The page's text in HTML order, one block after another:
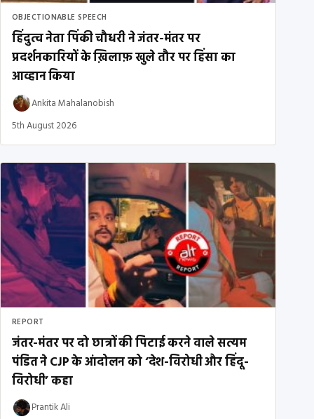
OBJECTIONABLE SPEECH
हिंदुत्व नेता पिंकी चौधरी ने जंतर-मंतर पर
प्रदर्शनकारियों के ख़िलाफ़ खुले तौर पर हिंसा का
आव्हान किया
Ankita Mahalanobish
5th August 2026
REPORT
जंतर-मंतर पर दो छात्रों की पिटाई करने वाले सत्यम
पंडित ने CJP के आंदोलन को ‘देश-विरोधी और हिंदू-
विरोधी’ कहा
Prantik Ali